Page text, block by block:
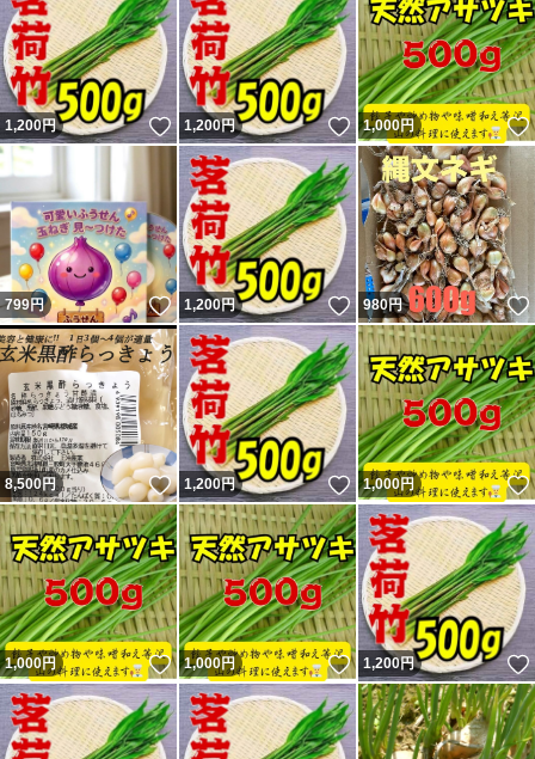
1,200円 いいね！
1,200円 いいね！
1,000円
799円 いいね！
1,200円 いいね！
980円
8,500円 いいね！
1,200円 いいね！
1,000円
1,000円 いいね！
1,000円 いいね！
1,200円